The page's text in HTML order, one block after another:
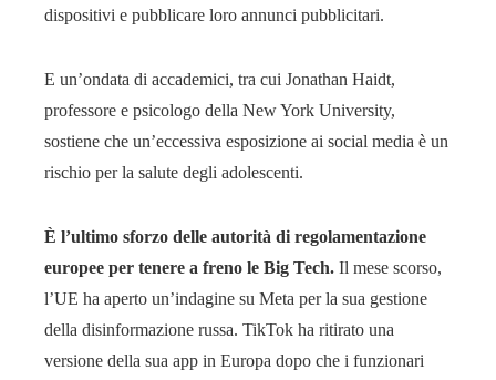
dispositivi e pubblicare loro annunci pubblicitari.
E un’ondata di accademici, tra cui Jonathan Haidt,
professore e psicologo della New York University,
sostiene che un’eccessiva esposizione ai social media è un
rischio per la salute degli adolescenti.
È l’ultimo sforzo delle autorità di regolamentazione
europee per tenere a freno le Big Tech. Il mese scorso,
l’UE ha aperto un’indagine su Meta per la sua gestione
della disinformazione russa. TikTok ha ritirato una
versione della sua app in Europa dopo che i funzionari